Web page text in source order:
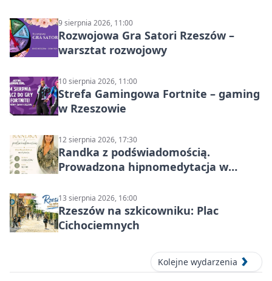
9 sierpnia 2026, 11:00
Rozwojowa Gra Satori Rzeszów –
warsztat rozwojowy
10 sierpnia 2026, 11:00
Strefa Gamingowa Fortnite – gaming
w Rzeszowie
12 sierpnia 2026, 17:30
Randka z podświadomością.
Prowadzona hipnomedytacja w
13 sierpnia 2026, 16:00
Rzeszów na szkicowniku: Plac
Cichociemnych
Kolejne wydarzenia